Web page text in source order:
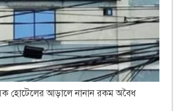
হোটেলের আড়ালে নানান রকম অবৈধ